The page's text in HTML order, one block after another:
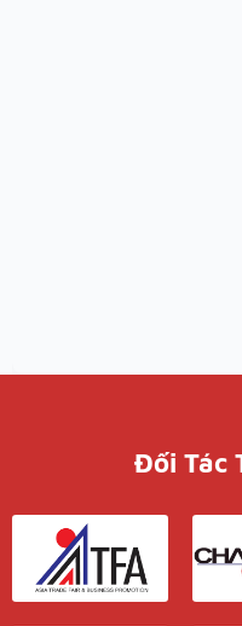
Đối Tác